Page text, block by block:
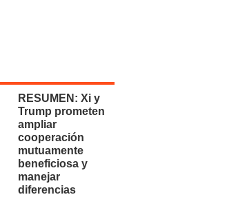
RESUMEN: Xi y
Trump prometen
ampliar
cooperación
mutuamente
beneficiosa y
manejar
diferencias